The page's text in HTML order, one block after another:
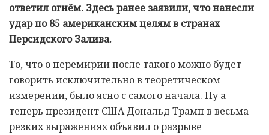
ответил огнём. Здесь ранее заявили, что нанесли
удар по 85 американским целям в странах
Персидского Залива.
То, что о перемирии после такого можно будет
говорить исключительно в теоретическом
измерении, было ясно с самого начала. Ну а
теперь президент США Дональд Трамп в весьма
резких выражениях объявил о разрыве